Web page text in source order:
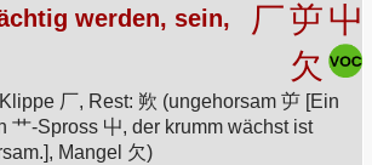
werden, sein,
厂屰屮
欠
厂, Rest: 欮 (ungehorsam 屰 [Ein
艹-Spross 屮, der krumm wächst ist
Mangel 欠)